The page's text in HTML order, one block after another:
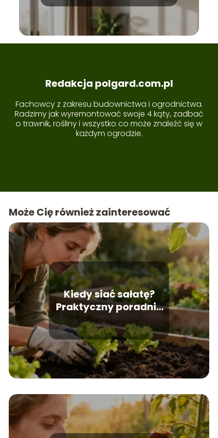
Redakcja polgard.com.pl
Fachowcy z zakresu budownictwa i ogrodnictwa.
Radzimy jak wyremontować swoje 4 kąty, zadbać
o trawnik, rośliny i wszystko co może znaleźć się w
każdym ogrodzie.
Może Cię również zainteresować
Kiedy siać sałatę?
Praktyczny poradnik
ogrodnika